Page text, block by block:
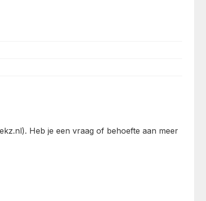
). Heb je een vraag of behoefte aan meer